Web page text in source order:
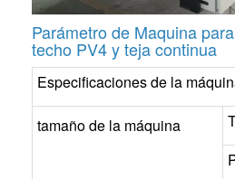
Parámetro de Maquina
techo PV4 y teja continua
Especificaciones de la
tamaño de la máquina